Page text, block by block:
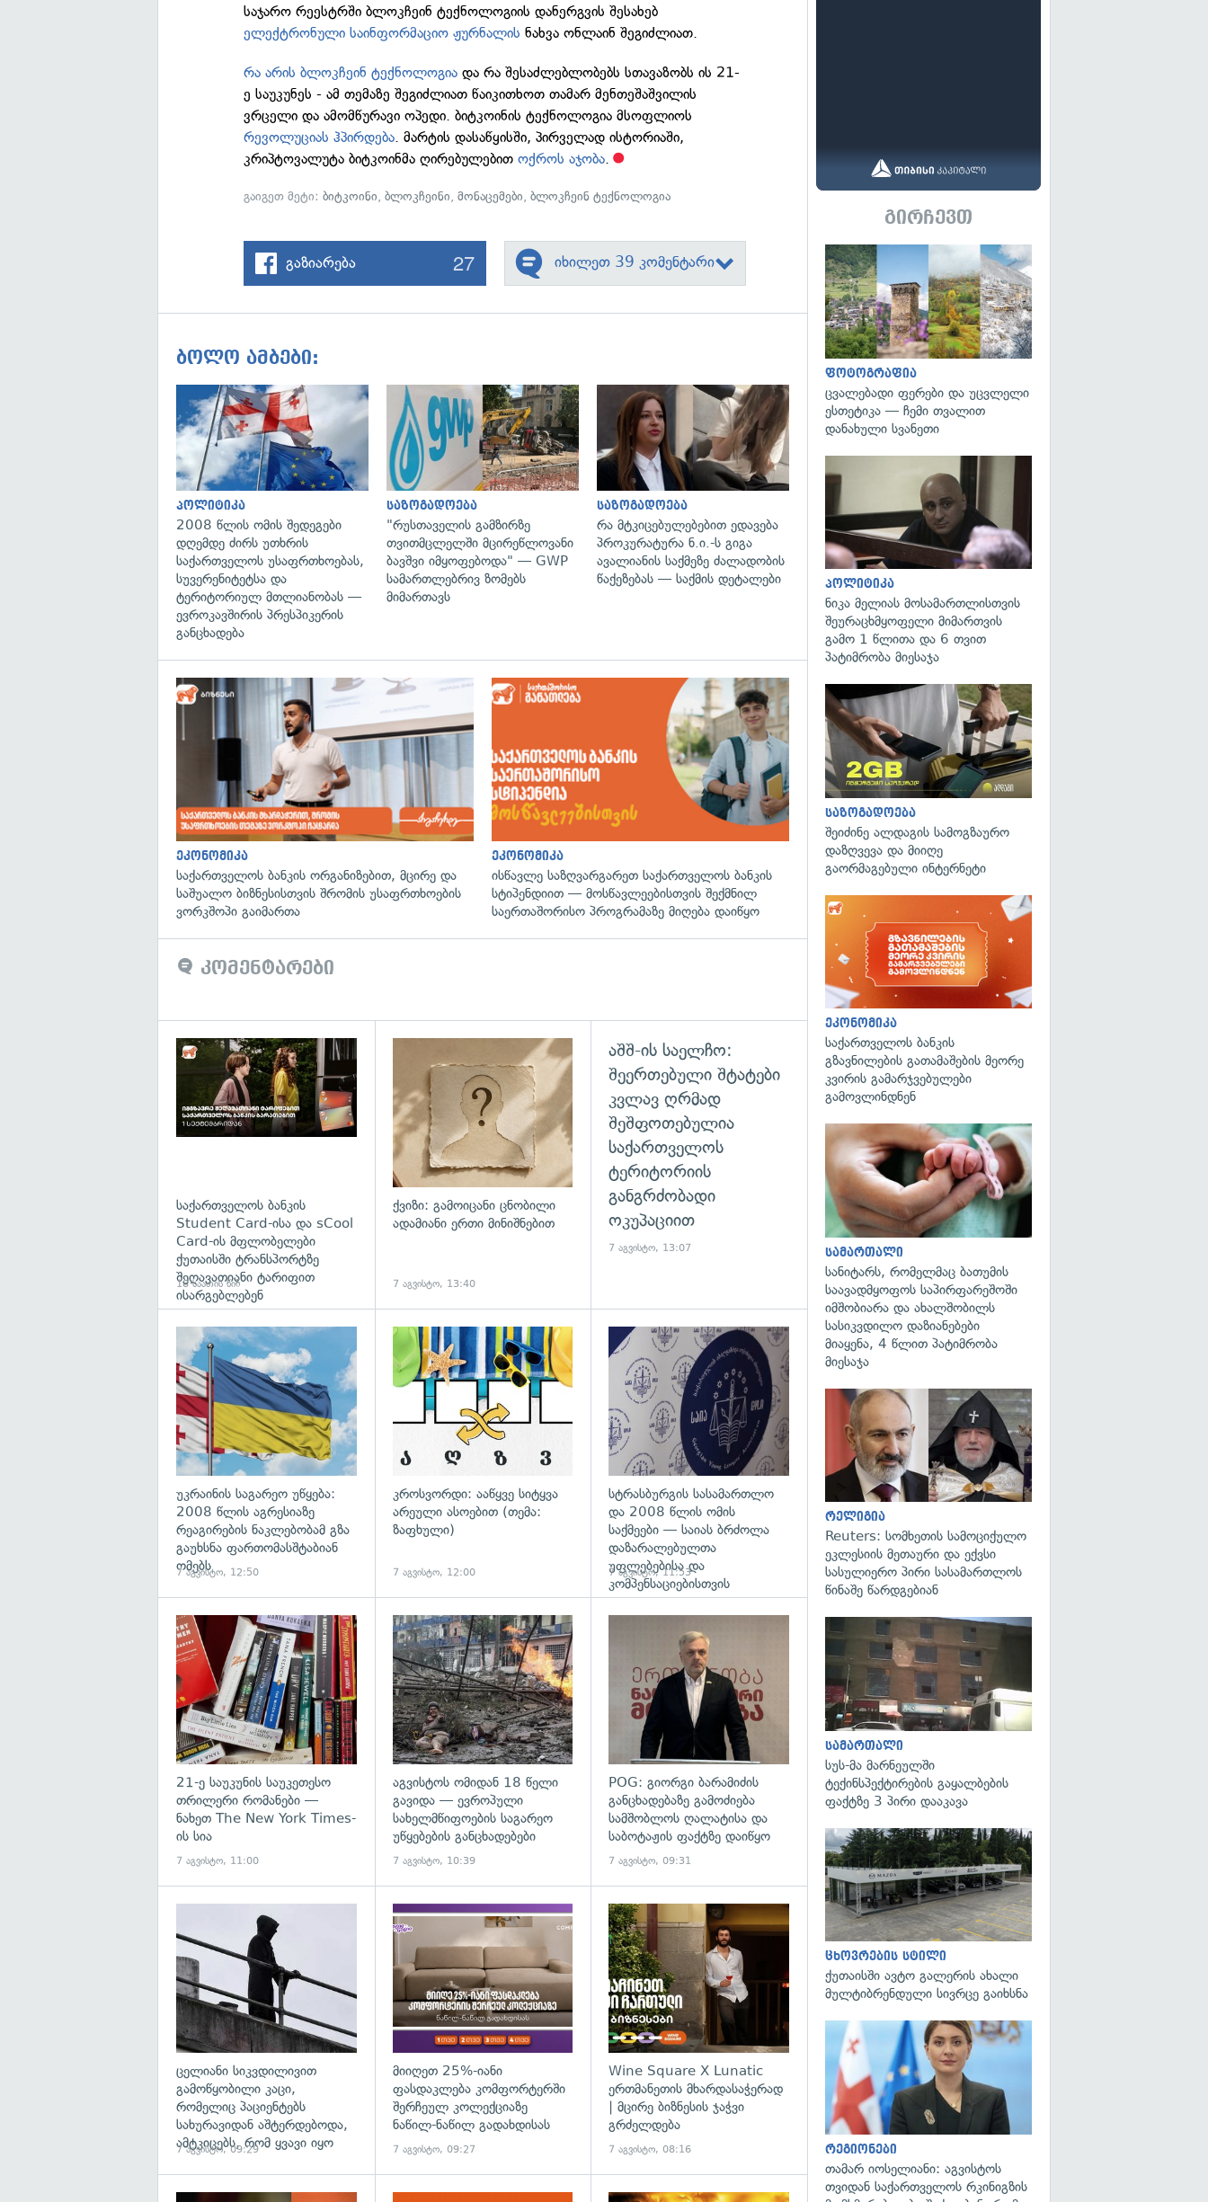
საჯარო რეესტრში ბლოკჩეინ ტექნოლოგიის დანერგვის შესახებ
ელექტრონული საინფორმაციო ჟურნალის ნახვა ონლაინ შეგიძლიათ.
რა არის ბლოკჩეინ ტექნოლოგია და რა შესაძლებლობებს სთავაზობს ის 21-
ე საუკუნეს - ამ თემაზე შეგიძლიათ წაიკითხოთ თამარ მენთეშაშვილის
ვრცელი და ამომწურავი ოპედი. ბიტკოინის ტექნოლოგია მსოფლიოს
რევოლუციას ჰპირდება. მარტის დასაწყისში, პირველად ისტორიაში,
კრიპტოვალუტა ბიტკოინმა ღირებულებითოქროს აჯობა.
გაიგეთ მეტი:ბიტკოინი,ბლოკჩეინი,მონაცემები,ბლოკჩეინ ტექნოლოგია
გაზიარება 27 იხილეთ 39 კომენტარი
ბოლო ამბები:
გადახედვა
პოლიტიკა
2008 წლის ომის შედეგები
დღემდე ძირს უთხრის
საქართველოს უსაფრთხოებას,
სუვერენიტეტსა და
ტერიტორიულ მთლიანობას —
ევროკავშირის პრესპიკერის
განცხადება
გადახედვა
საზოგადოება
"რუსთაველის გამზირზე
თვითმცლელში მცირეწლოვანი
ბავშვი იმყოფებოდა" — GWP
სამართლებრივ ზომებს
მიმართავს
გადახედვა
საზოგადოება
რა მტკიცებულებებით ედავება
პროკურატურა ნ.ი.-ს გიგა
ავალიანის საქმეზე ძალადობის
წაქეზებას — საქმის დეტალები
ეკონომიკა
საქართველოს ბანკის ორგანიზებით, მცირე და
საშუალო ბიზნესისთვის შრომის უსაფრთხოების
ვორკშოპი გაიმართა
ეკონომიკა
ისწავლე საზღვარგარეთ საქართველოს ბანკის
სტიპენდიით — მოსწავლეებისთვის შექმნილ
საერთაშორისო პროგრამაზე მიღება დაიწყო
კომენტარები
საქართველოს ბანკის
Student Card-ისა და sCool
Card-ის მფლობელები
ქუთაისში ტრანსპორტზე
შეღავათიანი ტარიფით
ისარგებლებენ
18 საათის წინ
ქვიზი: გამოიცანი ცნობილი
ადამიანი ერთი მინიშნებით
7 აგვისტო, 13:40
აშშ-ის საელჩო:
შეერთებული შტატები
კვლავ ღრმად
შეშფოთებულია
საქართველოს
ტერიტორიის
განგრძობადი
ოკუპაციით
7 აგვისტო, 13:07
გადახედვა
უკრაინის საგარეო უწყება:
2008 წლის აგრესიაზე
რეაგირების ნაკლებობამ გზა
გაუხსნა ფართომასშტაბიან
ომებს
7 აგვისტო, 12:50
გადახედვა
კროსვორდი: ააწყვე სიტყვა
არეული ასოებით (თემა:
ზაფხული)
7 აგვისტო, 12:00
გადახედვა
სტრასბურგის სასამართლო
და 2008 წლის ომის
საქმეები — საიას ბრძოლა
დაზარალებულთა
უფლებებისა და
კომპენსაციებისთვის
7 აგვისტო, 11:53
გადახედვა
21-ე საუკუნის საუკეთესო
თრილერი რომანები —
ნახეთ The New York Times-
ის სია
7 აგვისტო, 11:00
აგვისტოს ომიდან 18 წელი
გავიდა — ევროპული
სახელმწიფოების საგარეო
უწყებების განცხადებები
7 აგვისტო, 10:39
გადახედვა
POG: გიორგი ბარამიძის
განცხადებაზე გამოძიება
სამშობლოს ღალატისა და
საბოტაჟის ფაქტზე დაიწყო
7 აგვისტო, 09:31
გადახედვა
ცელიანი სიკვდილივით
გამოწყობილი კაცი,
რომელიც პაციენტებს
სახურავიდან აშტერდებოდა,
ამტკიცებს, რომ ყვავი იყო
7 აგვისტო, 09:29
მიიღეთ 25%-იანი
ფასდაკლება კომფორტერში
შერჩეულ კოლექციაზე
ნაწილ-ნაწილ გადახდისას
7 აგვისტო, 09:27
Wine Square X Lunatic
ერთმანეთის მხარდასაჭერად
| მცირე ბიზნესის ჯაჭვი
გრძელდება
7 აგვისტო, 08:16
გირჩევთ
ფოტოგრაფია
ცვალებადი ფერები და უცვლელი
ესთეტიკა — ჩემი თვალით
დანახული სვანეთი
პოლიტიკა
ნიკა მელიას მოსამართლისთვის
შეურაცხმყოფელი მიმართვის
გამო 1 წლითა და 6 თვით
პატიმრობა მიესაჯა
საზოგადოება
შეიძინე ალდაგის სამოგზაურო
დაზღვევა და მიიღე
გაორმაგებული ინტერნეტი
ეკონომიკა
საქართველოს ბანკის
გზავნილების გათამაშების მეორე
კვირის გამარჯვებულები
გამოვლინდნენ
სამართალი
სანიტარს, რომელმაც ბათუმის
საავადმყოფოს საპირფარეშოში
იმშობიარა და ახალშობილს
სასიკვდილო დაზიანებები
მიაყენა, 4 წლით პატიმრობა
მიესაჯა
რელიგია
Reuters: სომხეთის სამოციქულო
ეკლესიის მეთაური და ექვსი
სასულიერო პირი სასამართლოს
წინაშე წარდგებიან
სამართალი
სუს-მა მარნეულში
ტექინსპექტირების გაყალბების
ფაქტზე 3 პირი დააკავა
ცხოვრების სტილი
ქუთაისში ავტო გალერის ახალი
მულტიბრენდული სივრცე გაიხსნა
რეგიონები
თამარ იოსელიანი: აგვისტოს
თვიდან საქართველოს რკინიგზის